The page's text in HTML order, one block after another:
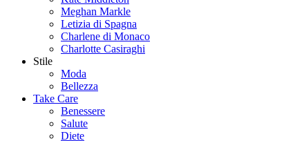
Meghan Markle
Letizia di Spagna
Charlene di Monaco
Charlotte Casiraghi
Stile
Moda
Bellezza
Take Care
Benessere
Salute
Diete